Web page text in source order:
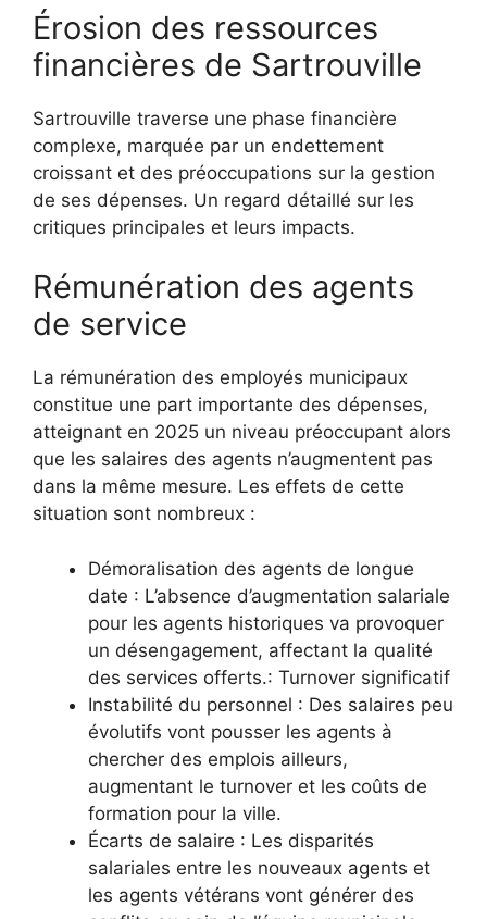
Érosion des ressources
financières de Sartrouville
Sartrouville traverse une phase financière
complexe, marquée par un endettement
croissant et des préoccupations sur la gestion
de ses dépenses. Un regard détaillé sur les
critiques principales et leurs impacts.
Rémunération des agents
de service
La rémunération des employés municipaux
constitue une part importante des dépenses,
atteignant en 2025 un niveau préoccupant alors
que les salaires des agents n’augmentent pas
dans la même mesure. Les effets de cette
situation sont nombreux :
Démoralisation des agents de longue
date : L’absence d’augmentation salariale
pour les agents historiques va provoquer
un désengagement, affectant la qualité
des services offerts.: Turnover significatif
Instabilité du personnel : Des salaires peu
évolutifs vont pousser les agents à
chercher des emplois ailleurs,
augmentant le turnover et les coûts de
formation pour la ville.
Écarts de salaire : Les disparités
salariales entre les nouveaux agents et
les agents vétérans vont générer des